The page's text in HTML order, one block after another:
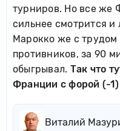
турниров. Но все же
сильнее смотрится
Марокко же с трудом
противников, за 90
обыгрывал. Так что
Франции с форой (-1)
Виталий